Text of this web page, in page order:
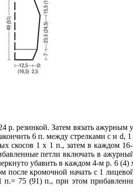
р. резинкой. Затем вязать
6 п. между стрелками с и
скосов 1 х 1 п., затем в
петли включать в
убавить в каждом 4-м р. 6
после кромочной начать с 1
75 (91) п., при этом